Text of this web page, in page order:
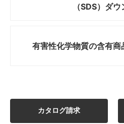
（SDS）ダ
有害性化学物質の含有商
カタログ請求